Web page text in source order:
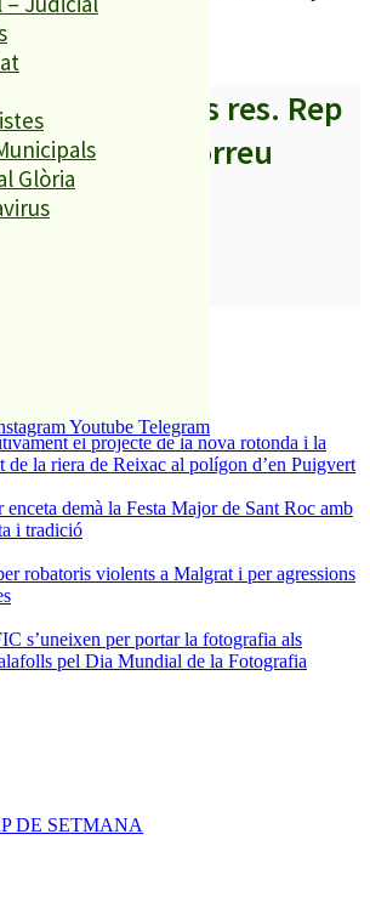
Glòria
Youtube Telegram
no et perdis res. Rep
al teu correu
el projecte de la nova rotonda i la
de la riera de Reixac al polígon d’en Puigvert
demà la Festa Major de Sant Roc amb
i tradició
robatoris violents a Malgrat i per agressions
s’uneixen per portar la fotografia als
pel Dia Mundial de la Fotografia
DE SETMANA